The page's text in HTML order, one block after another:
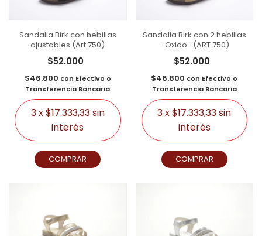
Sandalia Birk con hebillas
ajustables (Art.750)
$52.000
$46.800 con Efectivo o
Transferencia Bancaria
3x$17.333,33sin
interés
COMPRAR
Sandalia Birk con 2 hebillas
- Oxido- (ART.750)
$52.000
$46.800 con Efectivo o
Transferencia Bancaria
3x$17.333,33sin
interés
COMPRAR